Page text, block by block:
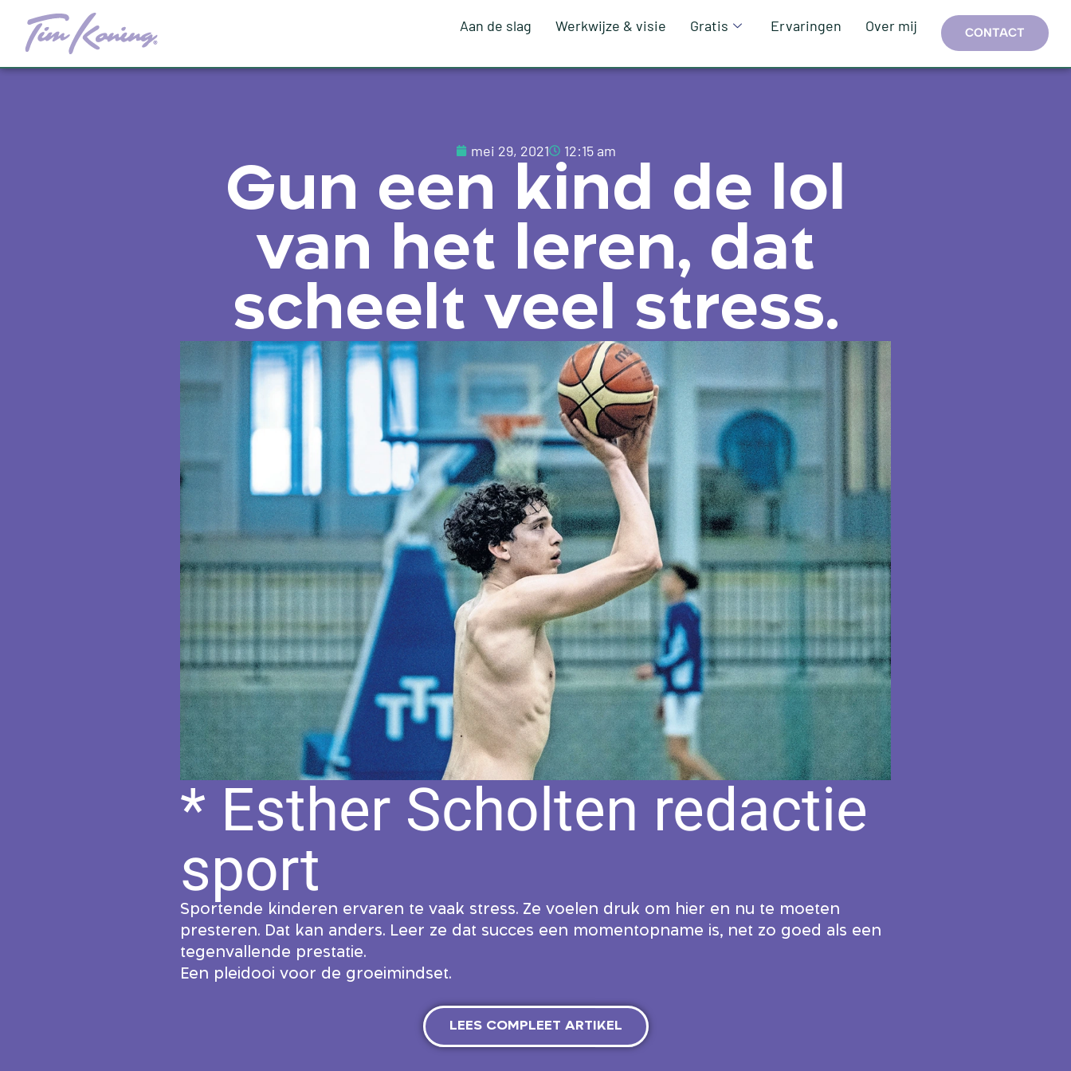
Aan de slag Werkwijze & visie Gratis Ervaringen Over mij CONTACT
mei 29, 2021 12:15 am
Gun een kind de lol
van het leren, dat
scheelt veel stress.
* Esther Scholten redactie
sport
Sportende kinderen ervaren te vaak stress. Ze voelen druk om hier en nu te moeten
presteren. Dat kan anders. Leer ze dat succes een momentopname is, net zo goed als een
tegenvallende prestatie.
Een pleidooi voor de groeimindset.
LEES COMPLEET ARTIKEL